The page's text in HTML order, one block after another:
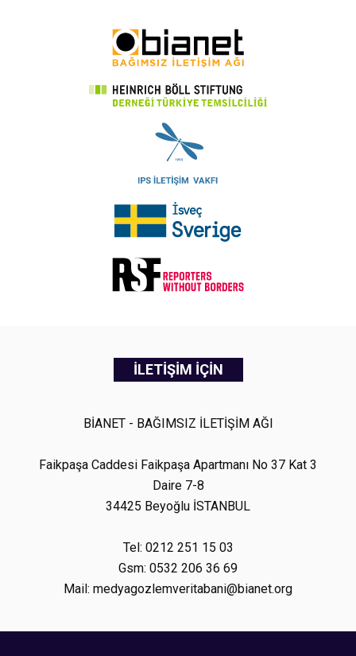
İLETİŞİM İÇİN
BİANET - BAĞIMSIZ İLETİŞİM AĞI
Faikpaşa Caddesi Faikpaşa Apartmanı No 37 Kat 3
Daire 7-8
34425 Beyoğlu İSTANBUL
Tel: 0212 251 15 03
Gsm: 0532 206 36 69
Mail: medyagozlemveritabani@bianet.org